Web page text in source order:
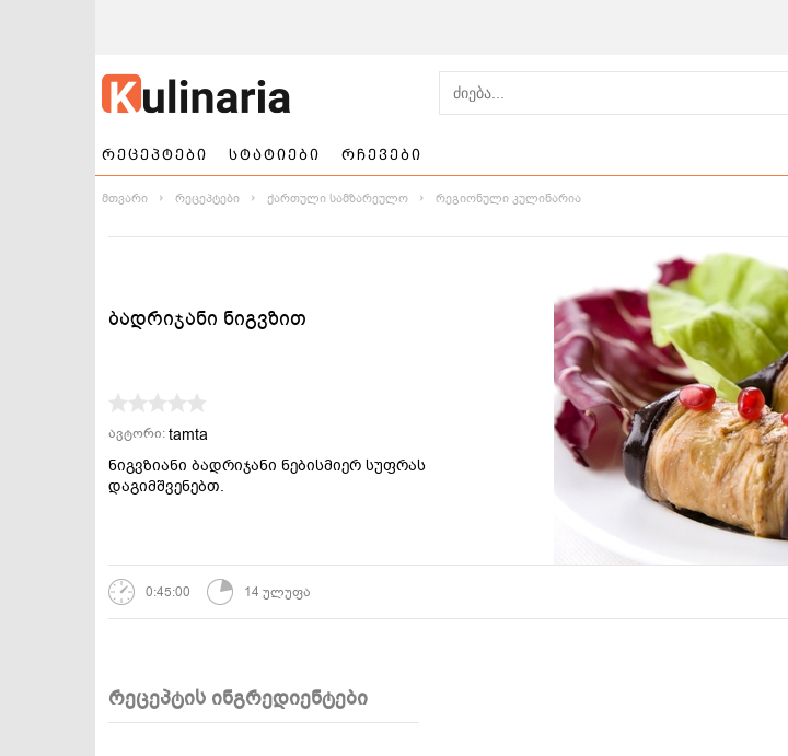
რეცეპტები
ქართული
სამზარეულო
წვნიანები
სადღესასწაულო
სტატიები რჩევები
მთვარი რეცეპტები ქართული სამზარეულო რეგიონული კულინარია
ბადრიჯანი ნიგვზით
ავტორი:tamta
ნიგვზიანი ბადრიჯანი ნებისმიერ სუფრას
დაგიმშვენებთ.
0:45:00 14 ულუფა
რეცეპტის ინგრედიენტები